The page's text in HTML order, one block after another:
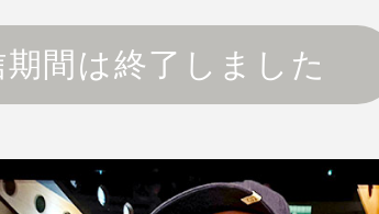
期間は終了しました